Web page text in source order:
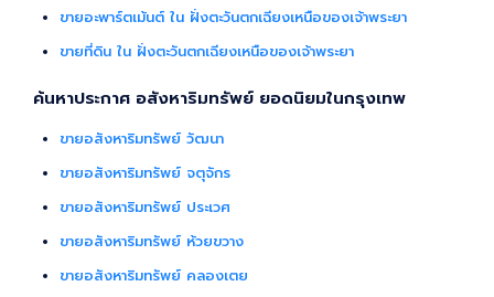
ขายอะพาร์ตเม้นต์ ใน ฝั่งตะวันตกเฉียงเหนือของเจ้าพระยา
ขายที่ดิน ใน ฝั่งตะวันตกเฉียงเหนือของเจ้าพระยา
ค้นหาประกาศ อสังหาริมทรัพย์ ยอดนิยมในกรุงเทพ
ขายอสังหาริมทรัพย์ วัฒนา
ขายอสังหาริมทรัพย์ จตุจักร
ขายอสังหาริมทรัพย์ ประเวศ
ขายอสังหาริมทรัพย์ ห้วยขวาง
ขายอสังหาริมทรัพย์ คลองเตย